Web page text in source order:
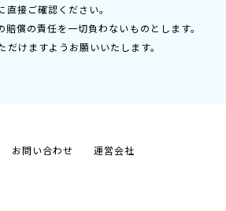
接ご確認ください。
償の責任を一切負わないものとします。
けますようお願いいたします。
お問い合わせ 運営会社